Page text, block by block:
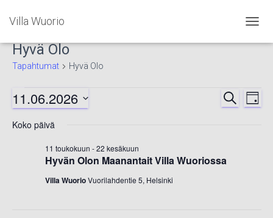
Villa Wuorio
Hyvä Olo
Tapahtumat Hyvä Olo
Tapahtumat
for
11.06.2026
aja
ETSI
PÄIVÄ
11.06.2026
päivä.
Koko päivä
Hyvän Olon Maanantait Villa Wuoriossa
11 toukokuun -22 kesäkuun
Villa WuorioVuorilahdentie 5, Helsinki